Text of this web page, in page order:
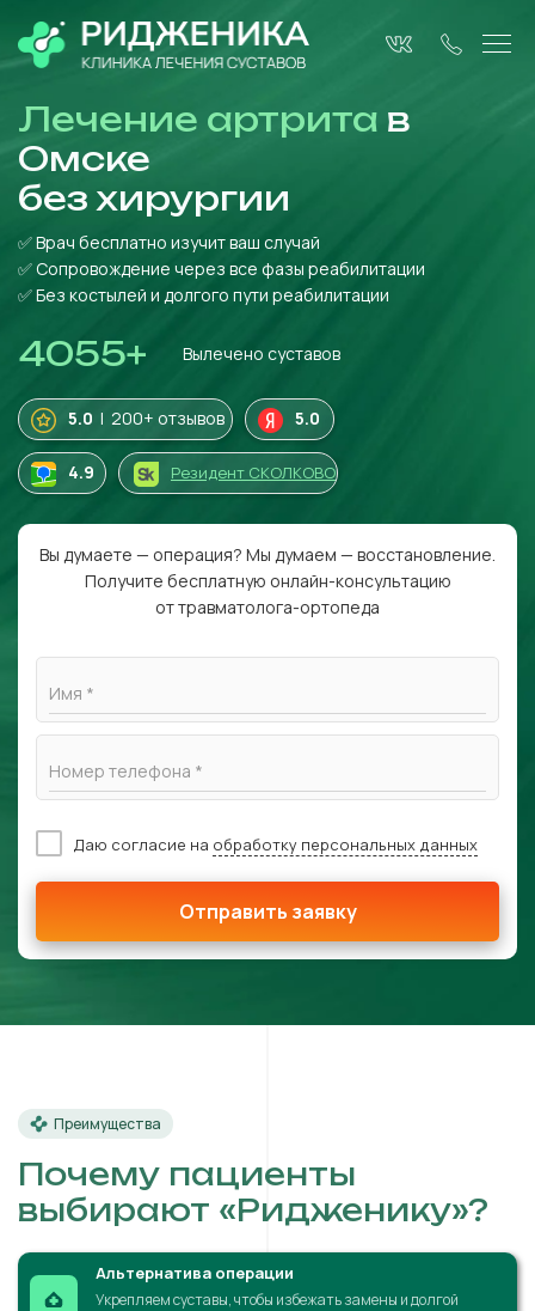
Лечение артрита в
Омске
безхирургии
✅ Врач бесплатно изучит ваш случай
✅ Сопровождение через все фазы реабилитации
✅ Без костылей и долгого пути реабилитации
4055+ Вылечено суставов
5.0 | 200+ отзывов 5.0
4.9 Резидент СКОЛКОВО
Вы думаете — операция? Мы думаем — восстановление.
Получите бесплатную онлайн-консультацию
от травматолога-ортопеда
Имя *
Номер телефона *
Даю согласие на обработку персональных данных
Отправить заявку
Преимущества
Почему пациенты
выбирают «Ридженику»?
Альтернатива операции
Укрепляем суставы, чтобы избежать замены и долгой